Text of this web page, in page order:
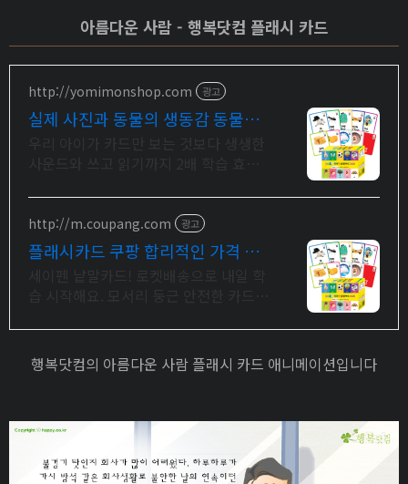
아름다운 사람 - 행복닷컴 플래시 카드
http://yomimonshop.com 광고
실제 사진과 동물의 생동감 동물소
물 맞추기 학습
http://m.coupang.com 광고
플래시카드 쿠팡 합리적인 가격 할
행복닷컴의 아름다운 사람 플래시 카드 애니메이션입니다